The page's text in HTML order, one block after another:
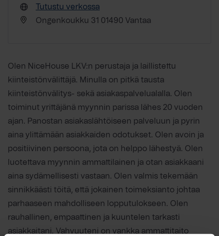
Tutustu verkossa
Ongenkoukku 31 01490 Vantaa
Olen NiceHouse LKV:n perustaja ja laillistettu
kiinteistönvälittäjä. Minulla on pitkä tausta
kiinteistönvälitys- sekä asiakaspalvelualalla. Olen
toiminut yrittäjänä myynnin parissa lähes 20 vuoden
ajan. Panostan asiakaslähtöiseen palveluun ja pyrin
aina ylittämään asiakkaiden odotukset. Olen avoin ja
positiivinen persoona, jota on helppo lähestyä. Olen
luotettava myynnin ammattilainen ja otan asiakkaani
aina sydämellisesti vastaan. Olen valmis tekemään
sinnikkäästi töitä, että jokainen toimeksianto johtaa
parhaaseen mahdolliseen lopputulokseen. Olen
rauhallinen, empaattinen ja kuuntelen tarkasti
asiakkaitani. Vahvuuteni on vankka ammattitaito